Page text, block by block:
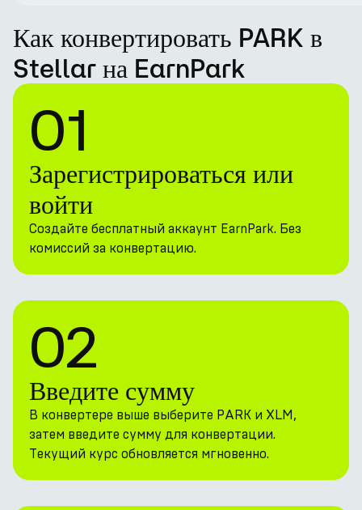
Как конвертировать PARK в
Stellar на EarnPark
01
Зарегистрироваться или
войти
Создайте бесплатный аккаунт EarnPark. Без
комиссий за конвертацию.
02
Введите сумму
В конвертере выше выберите PARK и XLM,
затем введите сумму для конвертации.
Текущий курс обновляется мгновенно.